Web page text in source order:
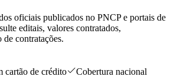
oficiais publicados no PNCP e portais de
editais, valores contratados,
contratações.
cartão de crédito
Cobertura nacional